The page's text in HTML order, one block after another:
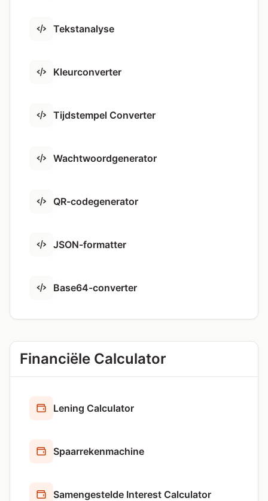
Tekstanalyse
Kleurconverter
Tijdstempel Converter
Wachtwoordgenerator
QR-codegenerator
JSON-formatter
Base64-converter
Financiële Calculator
Lening Calculator
Spaarrekenmachine
Samengestelde Interest Calculator